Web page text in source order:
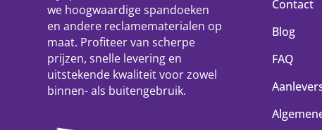
we hoogwaardige spandoeken
en andere reclamematerialen op
maat. Profiteer van scherpe
prijzen, snelle levering en
uitstekende kwaliteit voor zowel
binnen- als buitengebruik.
Contact
Blog
FAQ